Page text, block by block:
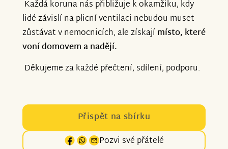
Každá koruna nás přibližuje k okamžiku, kdy
lidé závislí na plicní ventilaci nebudou muset
zůstávat v nemocnicích, ale získajímísto, které
voní domovem a nadějí.
Děkujeme za každé přečtení, sdílení, podporu.
Přispět na sbírku
Pozvi své přátelé